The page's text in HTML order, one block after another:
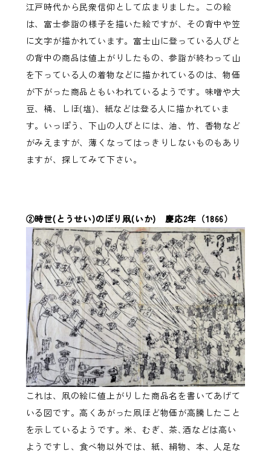
江戸時代から民衆信仰として広まりました。この絵
は、富士参詣の様子を描いた絵ですが、その背中や笠
に文字が描かれています。富士山に登っている人びと
の背中の商品は値上がりしたもの、参詣が終わって山
を下っている人の着物などに描かれているのは、物価
が下がった商品ともいわれているようです。味噌や大
豆、桶、しほ(塩)、紙などは登る人に描かれていま
す。いっぽう、下山の人びとには、油、竹、香物など
がみえますが、薄くなってはっきりしないものもあり
ますが、探してみて下さい。
②時世(とうせい)のぼり凧(いか) 慶応2年（1866）
これは、凧の絵に値上がりした商品名を書いてあげて
いる図です。高くあがった凧ほど物価が高騰したこと
を示しているようです。米、むぎ、茶､酒などは高い
ようですし、食べ物以外では、紙、絹物、本、人足な